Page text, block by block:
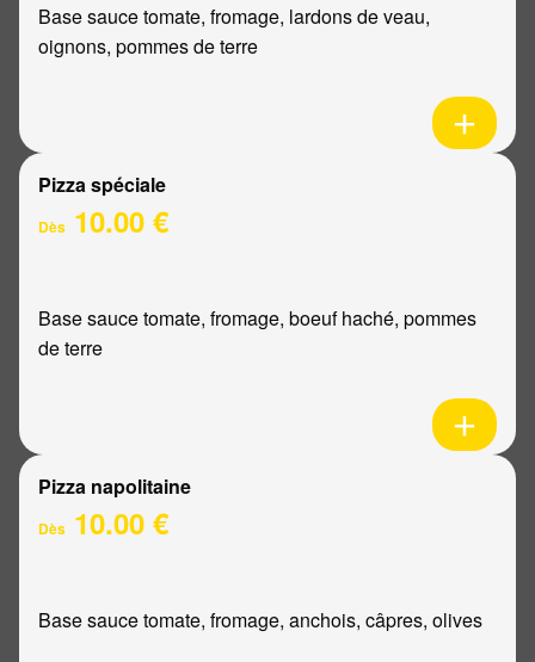
Base sauce tomate, fromage, lardons de veau,
oignons, pommes de terre
Pizza spéciale
Dès 10.00 €
Base sauce tomate, fromage, boeuf haché, pommes
de terre
Pizza napolitaine
Dès 10.00 €
Base sauce tomate, fromage, anchois, câpres, olives